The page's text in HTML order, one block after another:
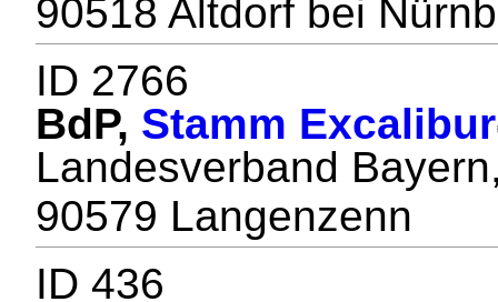
90518 Altdorf bei
ID 2766
BdP, Stamm Excalibur
Landesverband
90579 Langenzenn
ID 436